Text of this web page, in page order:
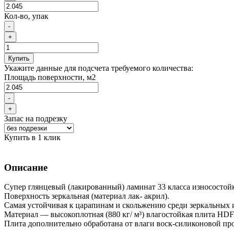
Кол-во, упак
-
+
Купить
Укажите данные для подсчета требуемого количества:
Площадь поверхности, м2
-
+
Запас на подрезку
Купить в 1 клик
Описание
Супер глянцевый (лакированный) ламинат 33 класса
Поверхность зеркальная (материал лак- акрил).
Самая устойчивая к царапинам и скольжению среди зеркальных
Материал — высокоплотная (880 кг/ м³) влагостойкая плита
Плита дополнительно обработана от влаги воск-силиконовой